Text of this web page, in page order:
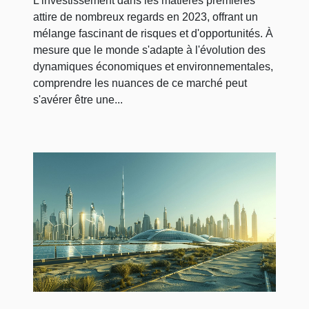
attire de nombreux regards en 2023, offrant un
mélange fascinant de risques et d'opportunités. À
mesure que le monde s'adapte à l'évolution des
dynamiques économiques et environnementales,
comprendre les nuances de ce marché peut
s'avérer être une...